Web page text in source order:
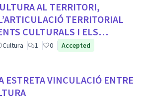
AL TERRITORI,
TERRITORIAL
CULTURALS I ELS
Cultura 1 0 Accepted
ESTRETA VINCULACIÓ ENTRE